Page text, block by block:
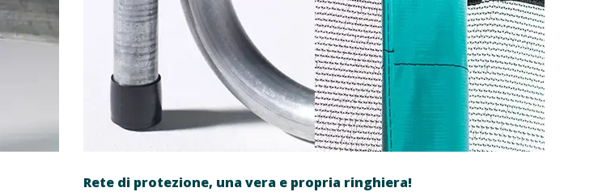
Rete di protezione, una vera e propria ringhiera!